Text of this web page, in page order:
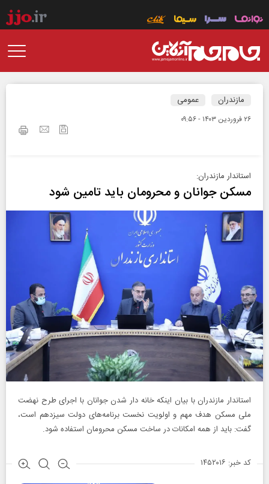
مازندران عمومی
۲۶ فروردين ۱۴۰۳ - ۰۹:۵۶
استاندار مازندران:
مسکن جوانان و محرومان باید تامین شود
استاندار مازندران با بیان اینکه خانه دار شدن جوانان با اجرای طرح نهضت
ملی مسکن هدف مهم و اولویت نخست برنامه‌های دولت سیزدهم است،
گفت: باید از همه امکانات در ساخت مسکن محرومان استفاده شود. ‎
کد خبر: ۱۴۵۲۰۱۶